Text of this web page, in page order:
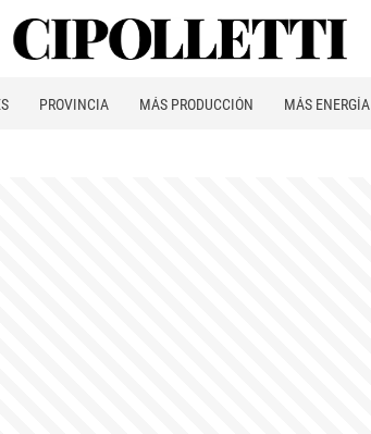
PROVINCIA MÁS PRODUCCIÓN MÁS ENERGÍA